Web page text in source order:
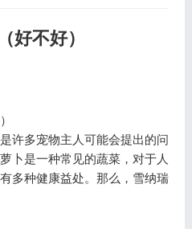
好不好）
多宠物主人可能会提出的问
卜是一种常见的蔬菜，对于人
多种健康益处。那么，雪纳瑞